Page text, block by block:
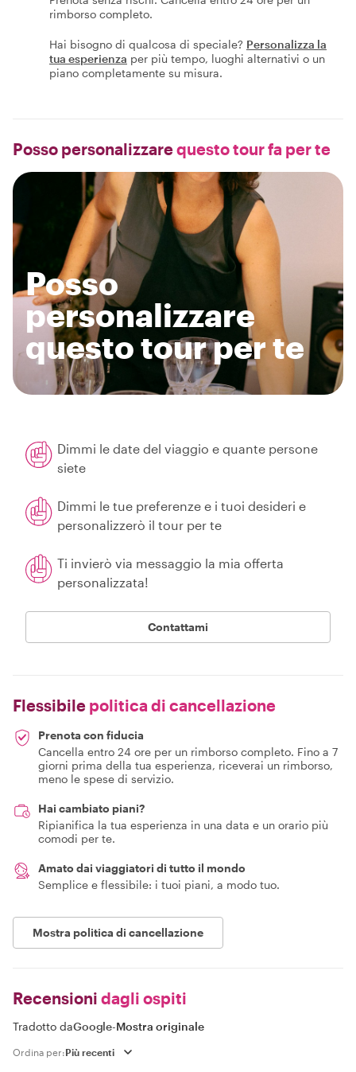
rimborso completo.
Hai bisogno di qualcosa di speciale? Personalizza la
tua esperienza per più tempo, luoghi alternativi o un
piano completamente su misura.
Posso personalizzarequesto tour fa per te
Posso
personalizzare
questo tour per te
Dimmi le date del viaggio e quante persone
siete
Dimmi le tue preferenze e i tuoi desideri e
personalizzerò il tour per te
Ti invierò via messaggio la mia offerta
personalizzata!
Contattami
Flessibile politica di cancellazione
Prenota con fiducia
Cancella entro 24 ore per un rimborso completo. Fino a 7
giorni prima della tua esperienza, riceverai un rimborso,
meno le spese di servizio.
Hai cambiato piani?
Ripianifica la tua esperienza in una data e un orario più
comodi per te.
Amato dai viaggiatori di tutto il mondo
Semplice e flessibile: i tuoi piani, a modo tuo.
Mostra politica di cancellazione
Recensioni dagli ospiti
Tradotto daGoogle-Mostra originale
Ordina per: